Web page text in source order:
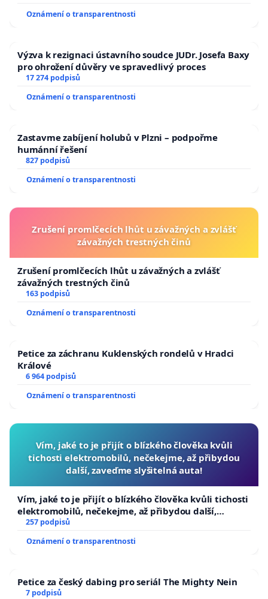
Oznámení o transparentnosti
Výzva k rezignaci ústavního soudce JUDr. Josefa Baxy
pro ohrožení důvěry ve spravedlivý proces
17 274 podpisů
Oznámení o transparentnosti
Zastavme zabíjení holubů v Plzni – podpořme
humánní řešení
827 podpisů
Oznámení o transparentnosti
Zrušení promlčecích lhůt u závažných a zvlášť
závažných trestných činů
Zrušení promlčecích lhůt u závažných a zvlášť
závažných trestných činů
163 podpisů
Oznámení o transparentnosti
Petice za záchranu Kuklenských rondelů v Hradci
Králové
6 964 podpisů
Oznámení o transparentnosti
Vím, jaké to je přijít o blízkého člověka kvůli
tichosti elektromobilů, nečekejme, až přibydou
další, zaveďme slyšitelná auta!
Vím, jaké to je přijít o blízkého člověka kvůli tichosti
elektromobilů, nečekejme, až přibydou další,
zaveďme slyšitelná auta!
257 podpisů
Oznámení o transparentnosti
Petice za český dabing pro seriál The Mighty Nein
7 podpisů